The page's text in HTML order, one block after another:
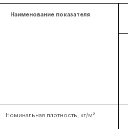
Наименование показателя
Номинальная плотность, кг/м³